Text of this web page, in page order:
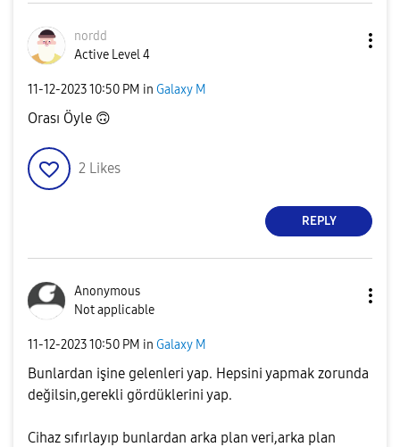
nordd
Active Level 4
‎11-12-202310:50 PM in Galaxy M
Orası Öyle 🙃
2 Likes
REPLY
Anonymous
Not applicable
‎11-12-202310:50 PM in Galaxy M
Bunlardan işine gelenleri yap. Hepsini yapmak zorunda
değilsin,gerekli gördüklerini yap.
Cihaz sıfırlayıp bunlardan arka plan veri,arka plan